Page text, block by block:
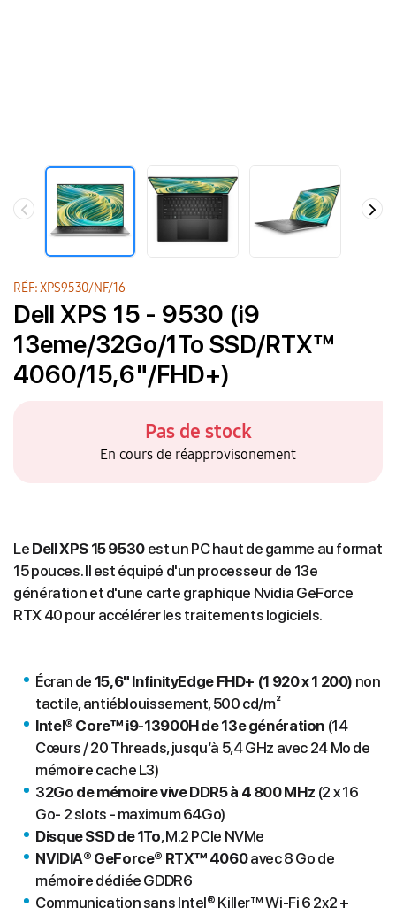
RÉF: XPS9530/NF/16
Dell XPS 15 - 9530 (i9
13eme/32Go/1To SSD/RTX™
4060/15,6"/FHD+)
Pas de stock
En cours de réapprovisonement
Le Dell XPS 15 9530est un PC haut de gamme au format
15 pouces. Il est équipé d'un processeur de 13e
génération et d'une carte graphique Nvidia GeForce
RTX 40 pour accélérer les traitements logiciels.
Écran de 15,6" InfinityEdge FHD+ (1 920 x 1 200) non
tactile, antiéblouissement, 500 cd/m²
Intel® Core™ i9-13900H de 13e génération (14
Cœurs / 20 Threads, jusqu‘à 5,4 GHz avec 24 Mo de
mémoire cache L3)
32Go de mémoire vive DDR5 à 4 800 MHz (2 x 16
Go- 2 slots - maximum 64Go)
Disque SSD de 1To, M.2 PCIe NVMe
NVIDIA® GeForce® RTX™ 4060avec 8 Go de
mémoire dédiée GDDR6
Communication sans Intel® Killer™ Wi-Fi 6 2x2 +